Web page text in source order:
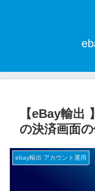
【eBay輸出
の決済画面
ebay輸出 アカウント運用